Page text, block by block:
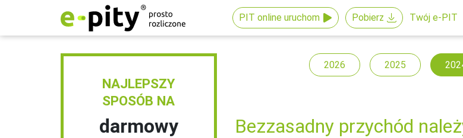
PIT online uruchom Pobierz Twój e-PIT
NAJLEPSZY
SPOSÓB NA
darmowy
2026 2025
Bezzasadny przychód